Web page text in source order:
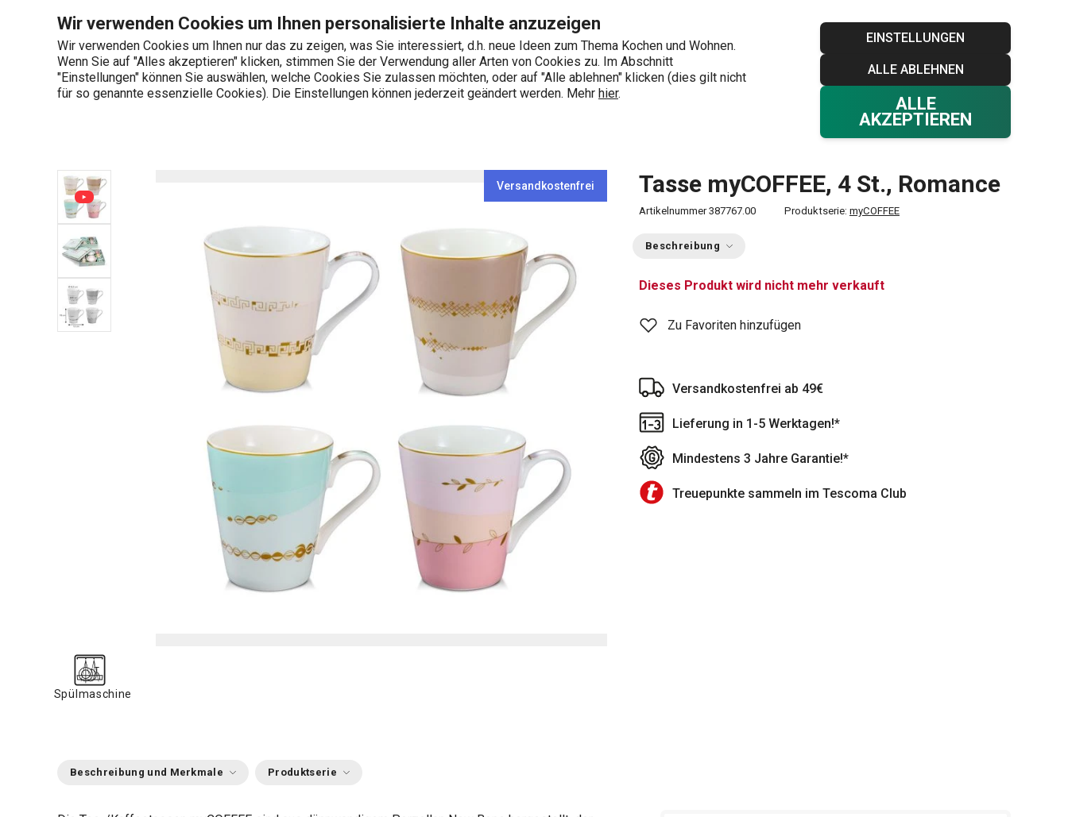
Wir verwenden Cookies um Ihnen personalisierte Inhalte anzuzeigen
Wir verwenden Cookies um Ihnen nur das zu zeigen, was Sie interessiert, d.h. neue Ideen zum Thema Kochen und Wohnen.
Wenn Sie auf "Alles akzeptieren" klicken, stimmen Sie der Verwendung aller Arten von Cookies zu. Im Abschnitt
"Einstellungen" können Sie auswählen, welche Cookies Sie zulassen möchten, oder auf "Alle ablehnen" klicken (dies gilt nicht
für so genannte essenzielle Cookies). Die Einstellungen können jederzeit geändert werden. Mehr hier.
EINSTELLUNGEN
ALLE ABLEHNEN
ALLE
AKZEPTIEREN
Zum Hauptinhalt springen
Zur Suche springen
Zur Navigation springen
Tescoma Club Garantie Kontakt
Produktkategorien +436 703 082 960
Mo-Fr 08:00-16:00
Wonach suchen Sie? Favoriten Einloggen
0 Ihr Warenkorb
€ 0,00
Versandkostenfrei Tasse myCOFFEE, 4 St., Romance
Artikelnummer 387767.00 Produktserie: myCOFFEE
Beschreibung
Dieses Produkt wird nicht mehr verkauft
Zu Favoriten hinzufügen
Versandkostenfrei ab 49€
Lieferung in 1-5 Werktagen!*
Mindestens 3 Jahre Garantie!*
Treuepunkte sammeln im Tescoma Club
Spülmaschine
Beschreibung und Merkmale Produktserie